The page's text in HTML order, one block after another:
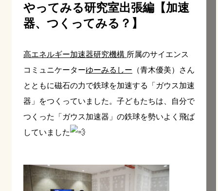
やってみる研究室出張編【加速
器、つくってみる？】
高エネルギー加速器研究機構 所属のサイ エンス
コミュニケーターゆーみるしー （青木優美）さん
とともに磁石の力で鉄球を加速する「ガウス加速
器」をつくっていました。子どもたちは、自分で
つくった「ガウス加速器」の鉄球を勢いよく飛ば
していました